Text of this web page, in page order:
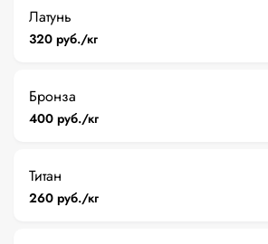
Латунь
320 руб./кг
Бронза
400 руб./кг
Титан
260 руб./кг